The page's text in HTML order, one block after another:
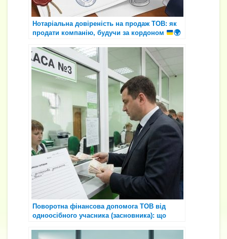
Нотаріальна довіреність на продаж ТОВ: як
продати компанію, будучи за кордоном
🌍
Поворотна фінансова допомога ТОВ від
одноосібного учасника (засновника): що